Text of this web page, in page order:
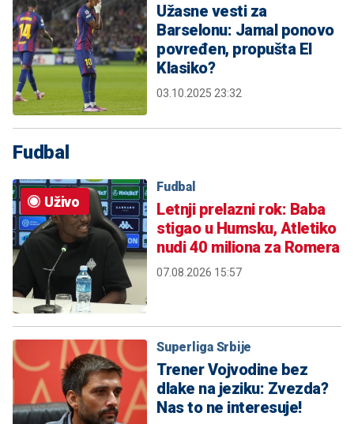
Užasne vesti za
Barselonu: Jamal ponovo
povređen, propušta El
Klasiko?
03.10.2025 23:32
Fudbal
Uživo
Fudbal
Letnji prelazni rok: Baba
stigao u Humsku, Atletiko
nudi 40 miliona za Romera
07.08.2026 15:57
Superliga Srbije
Trener Vojvodine bez
dlake na jeziku: Zvezda?
Nas to ne interesuje!